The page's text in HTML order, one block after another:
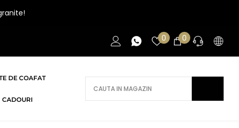
0Liste
de
favorite
00
articole
AI NEVOIE DE AJUTOR?
DE COAFAT
CADOURI